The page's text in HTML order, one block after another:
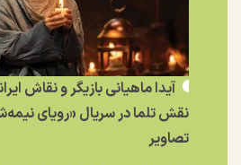
آیدا ماهیانی بازیگر و نقاش
نقش تلما در سریال «رویای
تصاویر